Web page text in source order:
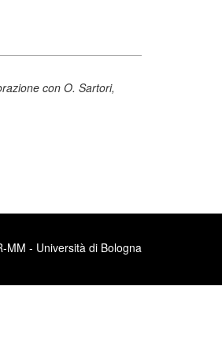
con O. Sartori,
MM - Università di Bologna